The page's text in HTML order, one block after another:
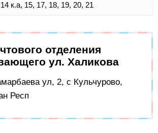
к.а, 15, 17, 18, 19, 20, 21
отделения
ул. Халикова
ул, 2, с Кульчурово,
Респ